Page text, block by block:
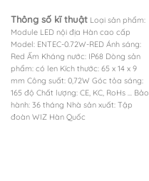
Thông số kĩ thuật Loại sản phẩm:
Module LED nội địa Hàn cao cấp
Model: ENTEC-0.72W-RED Ánh sáng:
Red Ấm Kháng nước: IP68 Dòng sản
phẩm: có len Kích thước: 65 x 14 x 9
mm Công suất: 0,72W Góc tỏa sáng:
165 độ Chất lượng: CE, KC, RoHs ...
Bảo
hành: 36 tháng Nhà sản xuất: Tập
đoàn WIZ Hàn Quốc